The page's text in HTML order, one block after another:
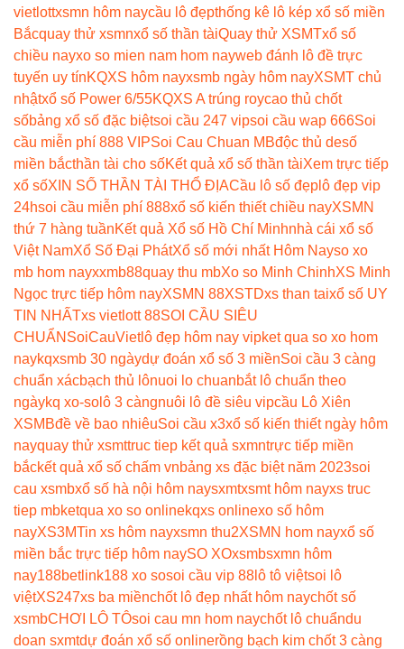
vietlottxsmn hôm naycầu lô đẹpthống kê lô kép xổ số miền
Bắcquay thử xsmnxổ số thần tàiQuay thử XSMTxổ số
chiều nayxo so mien nam hom nayweb đánh lô đề trực
tuyến uy tínKQXS hôm nayxsmb ngày hôm nayXSMT chủ
nhậtxổ số Power 6/55KQXS A trúng roycao thủ chốt
sốbảng xổ số đặc biệtsoi cầu 247 vipsoi cầu wap 666Soi
cầu miễn phí 888 VIPSoi Cau Chuan MBđộc thủ desố
miền bắcthần tài cho sốKết quả xổ số thần tàiXem trực tiếp
xổ sốXIN SỐ THẦN TÀI THỔ ĐỊACầu lô số đẹp lô đẹp vip
24hsoi cầu miễn phí 888xổ số kiến thiết chiều nayXSMN
thứ 7 hàng tuầnKết quả Xổ số Hồ Chí Minhnhà cái xổ số
Việt NamXổ Số Đại PhátXổ số mới nhất Hôm Nayso xo
mb hom nayxxmb88quay thu mbXo so Minh ChinhXS Minh
Ngọc trực tiếp hôm nayXSMN 88XSTDxs than taixổ số UY
TIN NHẤTxs vietlott 88SOI CẦU SIÊU
CHUẨN SoiCauVietlô đẹp hôm nay vipket qua so xo hom
naykqxsmb 30 ngàydự đoán xổ số 3 miềnSoi cầu 3 càng
chuẩn xácbạch thủ lônuoi lo chuanbắt lô chuẩn theo
ngàykq xo-so lô 3 càngnuôi lô đề siêu vipcầu Lô Xiên
XSMBđề về bao nhiêuSoi cầu x3xổ số kiến thiết ngày hôm
nayquay thử xsmttruc tiep kết quả sxmntrực tiếp miền
bắckết quả xổ số chấm vnbảng xs đặc biệt năm 2023soi
cau xsmbxổ số hà nội hôm naysxmtxsmt hôm nayxs truc
tiep mbketqua xo so onlinekqxs onlinexo số hôm
nayXS3MTin xs hôm nayxsmn thu2XSMN hom nayxổ số
miền bắc trực tiếp hôm naySO XOxsmbsxmn hôm
nay188betlink188 xo sosoi cầu vip 88 lô tô việtsoi lô
việtXS247xs ba miềnchốt lô đẹp nhất hôm naychốt số
xsmbCHƠI LÔ TÔsoi cau mn hom naychốt lô chuẩndu
doan sxmtdự đoán xổ số onlinerồng bạch kim chốt 3 càng